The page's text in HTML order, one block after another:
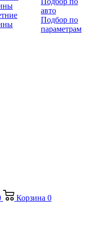
авто
Подбор по
параметрам
Корзина 0